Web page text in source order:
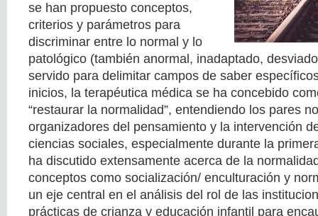
se han propuesto conceptos,
criterios y parámetros para
discriminar entre lo normal y lo
patológico (también anormal, inadaptado,
servido para delimitar campos de saber
inicios, la terapéutica médica se ha concebido
“restaurar la normalidad”, entendiendo los pares
organizadores del pensamiento y la intervención
ciencias sociales, especialmente durante la
ha discutido extensamente acerca de la
conceptos como socialización/ enculturación y
un eje central en el análisis del rol de las
prácticas de crianza y educación infantil para